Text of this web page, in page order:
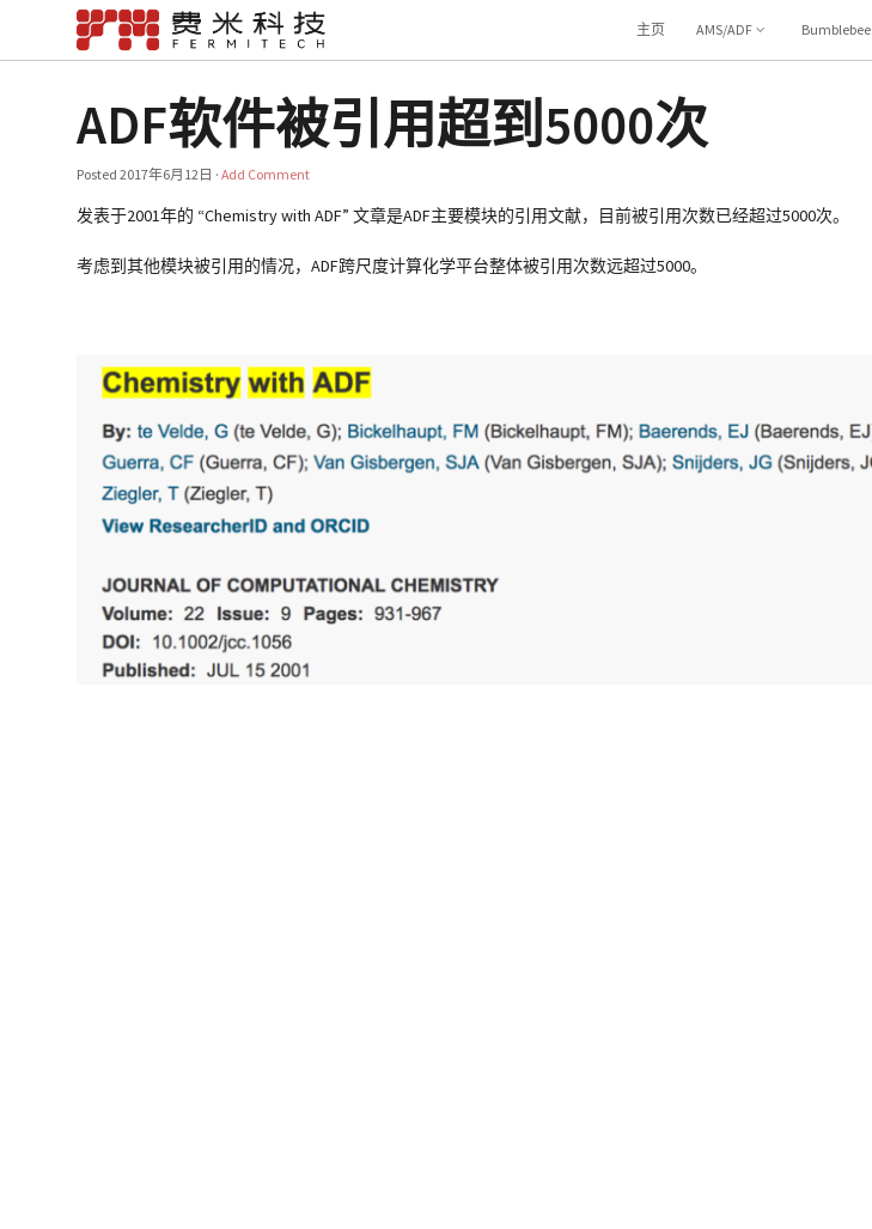
主页 AMS/ADF Bumblebee
ADF软件被引用超到5000次
Posted2017年6月12日 ·Add Comment
发表于2001年的 “Chemistry with ADF” 文章是ADF主要模块的引用文献，目前被引用次数已经超过5000次。
考虑到其他模块被引用的情况，ADF跨尺度计算化学平台整体被引用次数远超过5000。